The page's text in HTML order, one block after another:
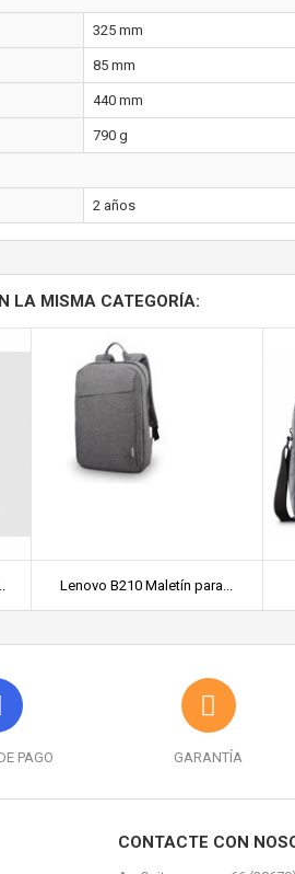
325 mm
85 mm
440 mm
790 g
2 años
LA MISMA CATEGORÍA:
Lenovo B210 Maletín para...
PAGO GARANTÍA
CONTACTE CON